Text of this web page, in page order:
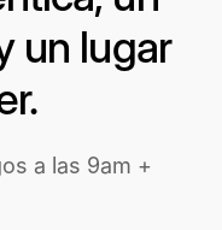
un lugar
a las 9am +